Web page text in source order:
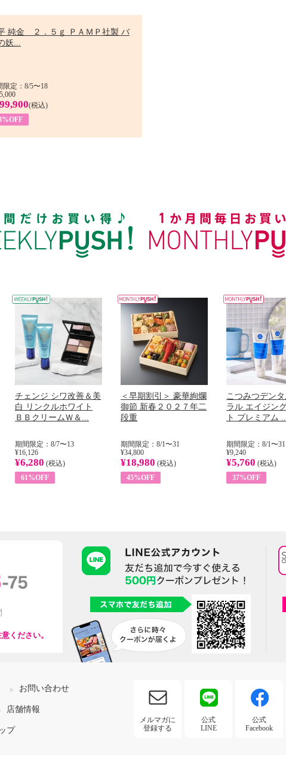
純金 ２．５ｇ ＰＡＭＰ社製 バ
妖...
限定：8/5〜18
(税込)
チェンジ シワ改善＆美
白 リンクルホワイト
ＢＢクリームＷ＆...
期間限定：8/7〜13
¥16,126
¥6,280 (税込)
61%OFF
＜早期割引＞ 豪華絢爛
御節 新春２０２７年二
段重
期間限定：8/1〜31
¥34,800
¥18,980 (税込)
45%OFF
こつみつデン
ラル エイジン
ト プレミアム
期間限定：8/1〜31
¥9,240
¥5,760 (税込)
37%OFF
ください。
お問い合わせ
店舗情報
プ
メルマガに
登録する
公式
LINE
公式
Facebook